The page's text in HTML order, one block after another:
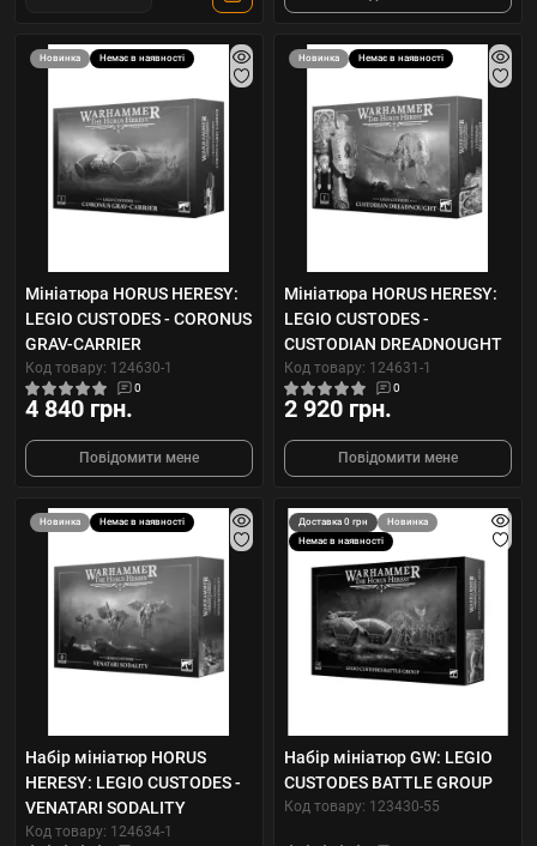
Новинка Немає в наявності
Мініатюра HORUS HERESY:
LEGIO CUSTODES - CORONUS
GRAV-CARRIER
Код товару: 124630-1
0
4 840 грн.
Повідомити мене
Новинка Немає в наявності
Мініатюра HORUS HERESY:
LEGIO CUSTODES -
CUSTODIAN DREADNOUGHT
Код товару: 124631-1
0
2 920 грн.
Повідомити мене
Новинка Немає в наявності
Набір мініатюр HORUS
HERESY: LEGIO CUSTODES -
VENATARI SODALITY
Код товару: 124634-1
Доставка 0 грн
Новинка
Немає в наявності
Набір мініатюр GW: LEGIO
CUSTODES BATTLE GROUP
Код товару: 123430-55